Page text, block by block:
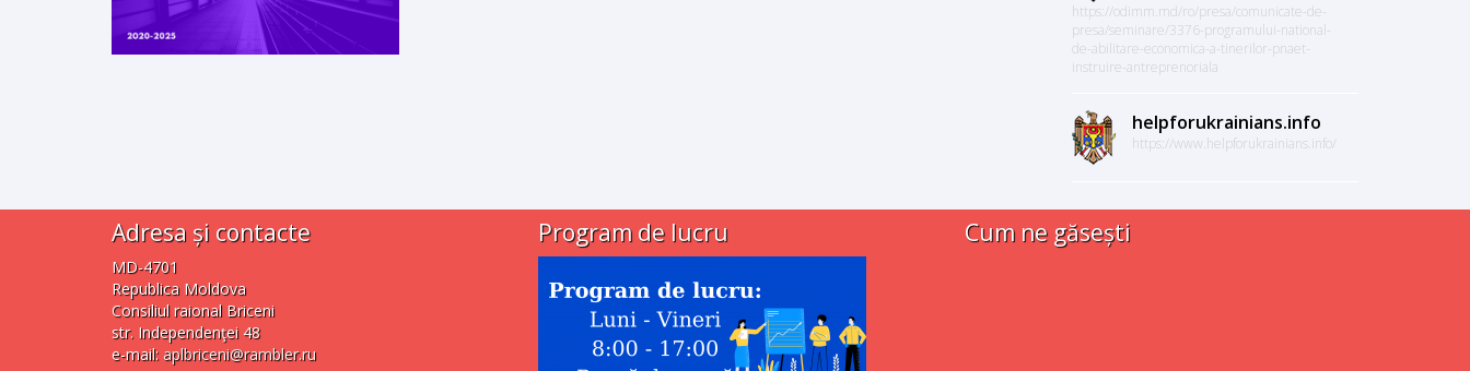
https://odimm.md/ro/presa/comunicate-de-
presa/seminare/3376-programului-national-
de-abilitare-economica-a-tinerilor-pnaet-
instruire-antreprenoriala
helpforukrainians.info
https://www.helpforukrainians.info/
Adresa și contacte
MD-4701
Republica Moldova
Consiliul raional Briceni
str. Independenţei 48
e-mail: aplbriceni@rambler.ru
Program de lucru Cum ne găsești